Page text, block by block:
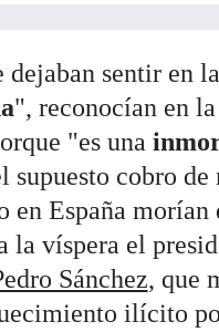
sentir en
", reconocían en
"es una
supuesto cobro
España morían
la víspera el
Sánchez, que
ilícito